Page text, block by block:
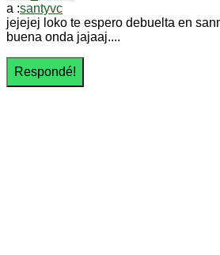
a :santyvc
jejejej loko te espero debuelta en
buena onda jajaaj....